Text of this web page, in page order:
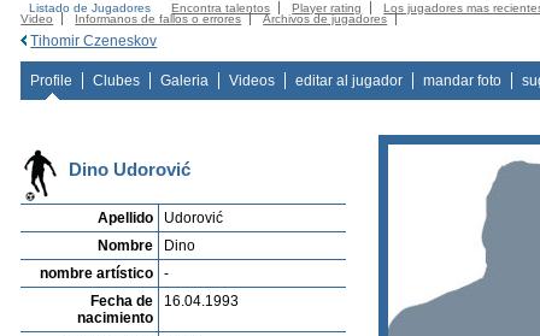
Listado de Jugadores Encontra talentos Player rating
Los jugadores mas
Video
Informanos de fallos o errores Archivos de jugadores
Tihomir Czeneskov
Profile Clubes Galeria Videos editar al jugador mandar foto
Dino Udorović
Apellido
Udorović
Nombre
Dino
nombre artístico
-
Fecha de
nacimiento
16.04.1993